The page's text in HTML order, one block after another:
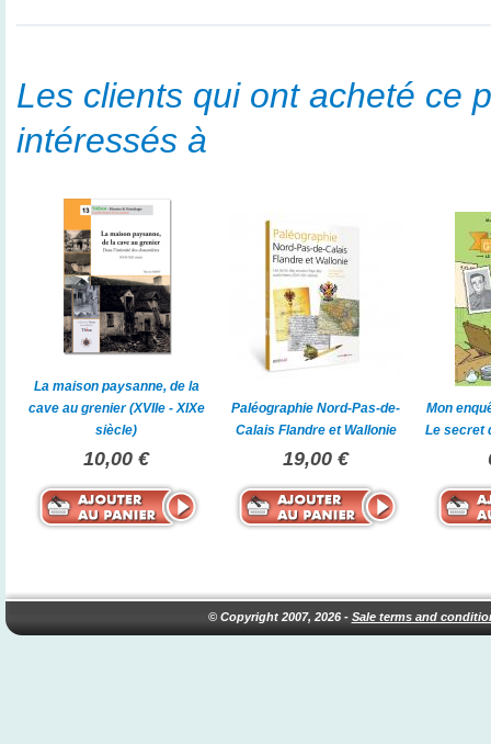
Les clients qui ont acheté ce
intéressés à
La maison paysanne, de la
cave au grenier (XVIIe - XIXe
siècle)
10,00 €
Paléographie Nord-Pas-de-
Calais Flandre et Wallonie
19,00 €
Mon
Le secret
© Copyright 2007, 2026 - Sale terms and